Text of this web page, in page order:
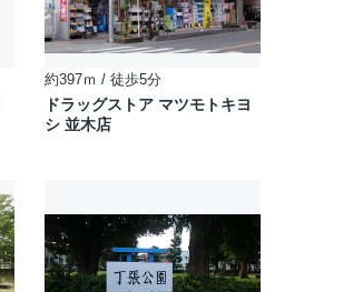
約397ｍ / 徒歩5分
ドラッグストア マツモトキヨ
シ 並木店